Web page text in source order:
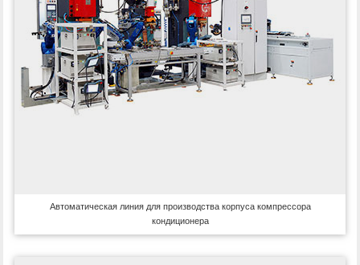
Автоматическая линия для производства корпуса компрессора
кондиционера